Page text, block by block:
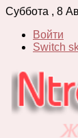
Суббота , 8
Войти
Switch